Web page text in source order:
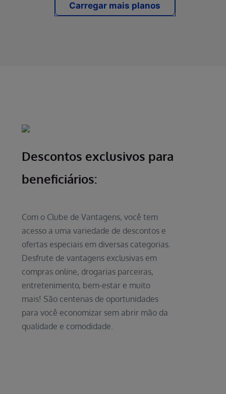
Carregar mais planos
Descontos exclusivos para
beneficiários:
Com o Clube de Vantagens, você tem
acesso a uma variedade de descontos e
ofertas especiais em diversas categorias.
Desfrute de vantagens exclusivas em
compras online, drogarias parceiras,
entretenimento, bem-estar e muito
mais! São centenas de oportunidades
para você economizar sem abrir mão da
qualidade e comodidade.